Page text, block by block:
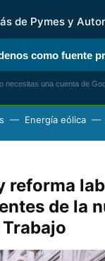
KIT
Energía eólica
reforma
de la
de Pymes y
como fuente
necesitas una cuenta de